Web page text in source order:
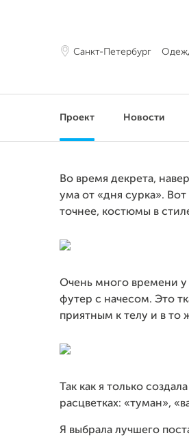
Санкт-Петербург
Проект Новости
Во время декрета,
ума от «дня сурка».
точнее, костюмы в
Очень много времени у
футер с начесом. Это
приятным к телу и в
Так как я только
расцветках: «туман»,
Я выбрала лучшего